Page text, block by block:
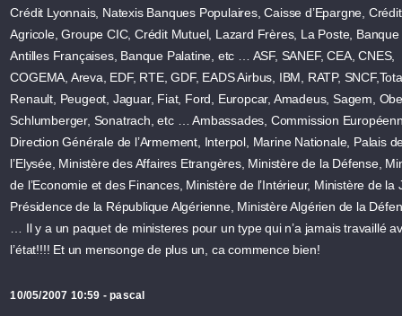
Crédit Lyonnais, Natexis Banques Populaires, Caisse d’Epargne, Crédit
Agricole, Groupe CIC, Crédit Mutuel, Lazard Frères, La Poste, Banque
Antilles Françaises, Banque Palatine, etc … ASF, SANEF, CEA, CNES,
COGEMA, Areva, EDF, RTE, GDF, EADS Airbus, IBM, RATP,
Renault, Peugeot, Jaguar, Fiat, Ford, Europcar, Amadeus, Sagem,
Schlumberger, Sonatrach, etc … Ambassades, Commission
Direction Générale de l’Armement, Interpol, Marine Nationale, Palais
l’Elysée, Ministère des Affaires Etrangères, Ministère de la Défense,
de l’Economie et des Finances, Ministère de l’Intérieur, Ministère de la
Présidence de la République Algérienne, Ministère Algérien de la
… Il y a un paquet de ministeres pour un type qui n’a jamais travaillé
l’état!!!! Et un mensonge de plus un, ca commence bien!
10/05/2007 10:59 - pascal